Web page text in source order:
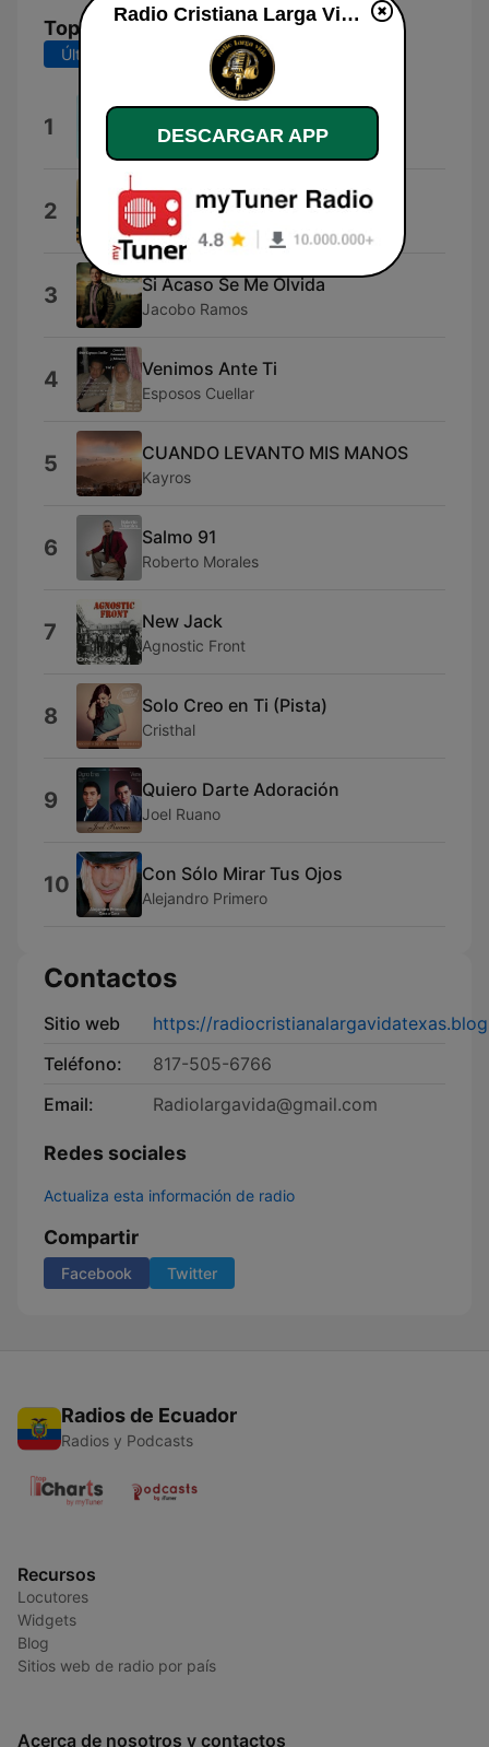
Top Canciones
Últimos 7 días Últimos 30 días
1 La Gran Tribulacion
Marino
2 Se Oye una Lluvia
Joel Ruano
3 Si Acaso Se Me Olvida
Jacobo Ramos
4 Venimos Ante Ti
Esposos Cuellar
5 CUANDO LEVANTO MIS MANOS
Kayros
6 Salmo 91
Roberto Morales
7 New Jack
Agnostic Front
8 Solo Creo en Ti (Pista)
Cristhal
9 Quiero Darte Adoración
Joel Ruano
10 Con Sólo Mirar Tus Ojos
Alejandro Primero
Contactos
Sitio web
https://
Teléfono:
817-505-6766
Email:
Radiolargavida@gmail.com
Redes sociales
Actualiza esta información de radio
Compartir
Facebook Twitter
Radios de Ecuador
Radios y Podcasts
Recursos
Locutores
Widgets
Blog
Sitios web de radio por país
Acerca de nosotros y contactos
Radio Cristiana Larga Vida Texas en vivo
DESCARGAR APP